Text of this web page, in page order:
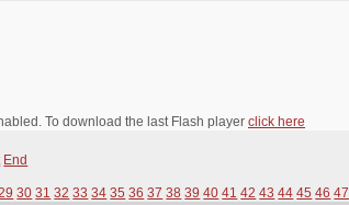
To download the last Flash player click here
End
30 31 32 33 34 35 36 37 38 39 40 41 42 43 44 45 46 47